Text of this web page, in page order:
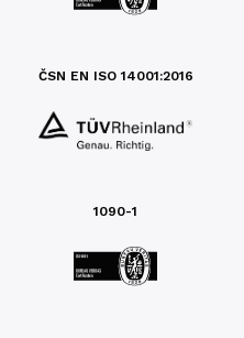
ČSN EN ISO 14001:2016
1090-1